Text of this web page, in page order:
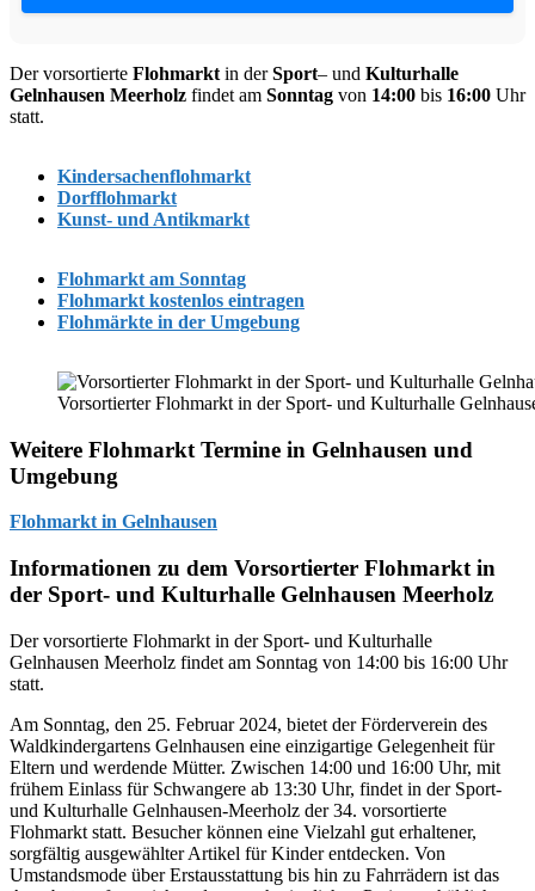
Der vorsortierte Flohmarkt in derSport– und Kulturhalle
Gelnhausen Meerholz findet am Sonntag von 14:00 bis 16:00 Uhr
statt.
Kindersachenflohmarkt
Dorfflohmarkt
Kunst- und Antikmarkt
Flohmarkt am Sonntag
Flohmarkt kostenlos eintragen
Flohmärkte in der Umgebung
Vorsortierter Flohmarkt in der Sport- und Kulturhalle
Weitere Flohmarkt Termine in Gelnhausen und
Umgebung
Flohmarkt in Gelnhausen
Informationen zu dem Vorsortierter Flohmarkt in
der Sport- und Kulturhalle Gelnhausen Meerholz
Der vorsortierte Flohmarkt in der Sport- und Kulturhalle
Gelnhausen Meerholz findet am Sonntag von 14:00 bis 16:00 Uhr
statt.
Am Sonntag, den 25. Februar 2024, bietet der Förderverein des
Waldkindergartens Gelnhausen eine einzigartige Gelegenheit für
Eltern und werdende Mütter. Zwischen 14:00 und 16:00 Uhr, mit
frühem Einlass für Schwangere ab 13:30 Uhr, findet in der Sport-
und Kulturhalle Gelnhausen-Meerholz der 34. vorsortierte
Flohmarkt statt. Besucher können eine Vielzahl gut erhaltener,
sorgfältig ausgewählter Artikel für Kinder entdecken. Von
Umstandsmode über Erstausstattung bis hin zu Fahrrädern ist das